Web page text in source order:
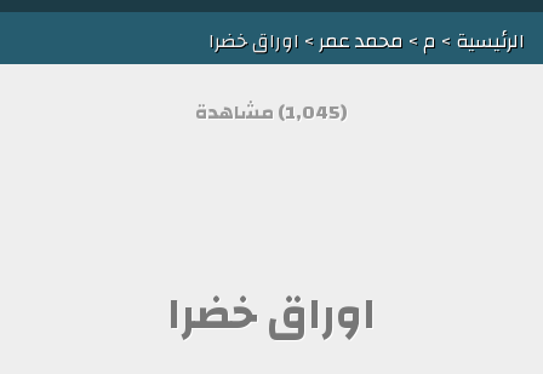
الرئيسية> م> محمد عمر> اوراق خضرا
(1,045) مشاهدة
اوراق خضرا